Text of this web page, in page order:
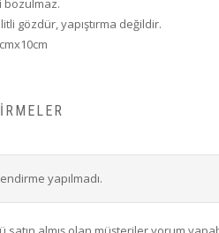
bozulmaz.
gözdür, yapıştırma değildir.
yapılmadı.